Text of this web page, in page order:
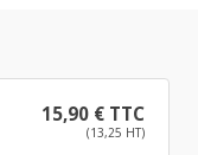
15,90 € TTC
(13,25 HT)